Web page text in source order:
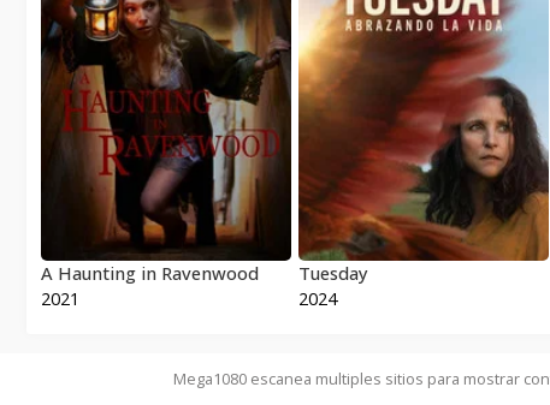
A Haunting in Ravenwood
2021
Tuesday
2024
Mega1080 escanea multiples sitios para mostrar